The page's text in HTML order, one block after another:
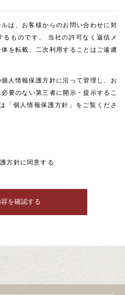
は、お客様からのお問い合わせに対
るものです。 当社の許可なく返信メ
を転載、二次利用することはご遠慮
人情報保護方針に沿って管理し、お
要のない第三者に開示・提示するこ
「個人情報保護方針」をご覧くださ
方針に同意する